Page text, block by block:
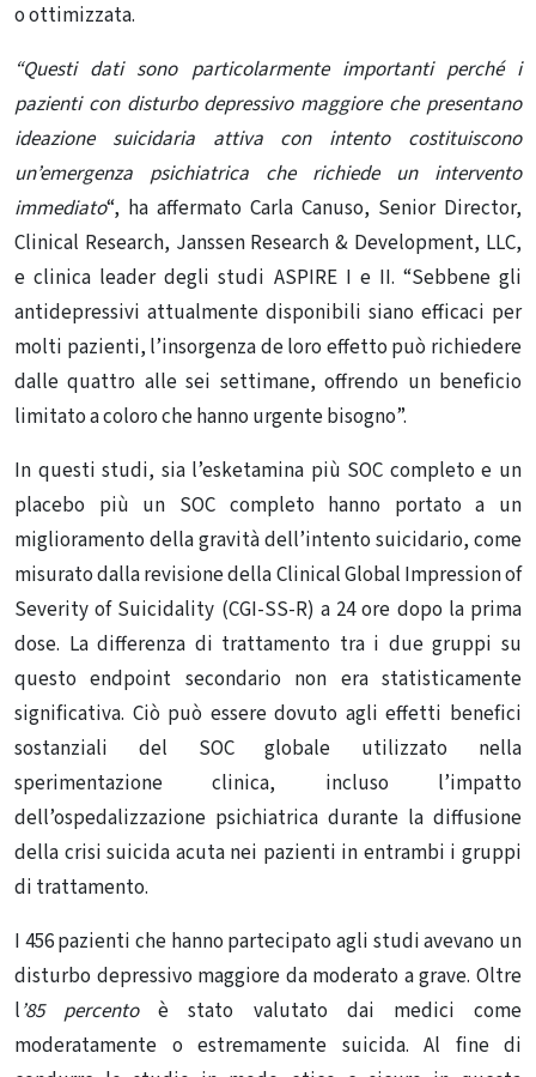
o ottimizzata.
“Questi dati sono particolarmente importanti perché i
pazienti con disturbo depressivo maggiore che presentano
ideazione suicidaria attiva con intento costituiscono
un’emergenza psichiatrica che richiede un intervento
immediato“, ha affermato Carla Canuso, Senior Director,
Clinical Research, Janssen Research & Development, LLC,
e clinica leader degli studi ASPIRE I e II. “Sebbene gli
antidepressivi attualmente disponibili siano efficaci per
molti pazienti, l’insorgenza de loro effetto può richiedere
dalle quattro alle sei settimane, offrendo un beneficio
limitato a coloro che hanno urgente bisogno”.
In questi studi, sia l’esketamina più SOC completo e un
placebo più un SOC completo hanno portato a un
miglioramento della gravità dell’intento suicidario, come
misurato dalla revisione della Clinical Global Impression of
Severity of Suicidality (CGI-SS-R) a 24 ore dopo la prima
dose. La differenza di trattamento tra i due gruppi su
questo endpoint secondario non era statisticamente
significativa. Ciò può essere dovuto agli effetti benefici
sostanziali del SOC globale utilizzato nella
sperimentazione clinica, incluso l’impatto
dell’ospedalizzazione psichiatrica durante la diffusione
della crisi suicida acuta nei pazienti in entrambi i gruppi
di trattamento.
I 456 pazienti che hanno partecipato agli studi avevano un
disturbo depressivo maggiore da moderato a grave. Oltre
l’85 percentoè stato valutato dai medici come
moderatamente o estremamente suicida. Al fine di